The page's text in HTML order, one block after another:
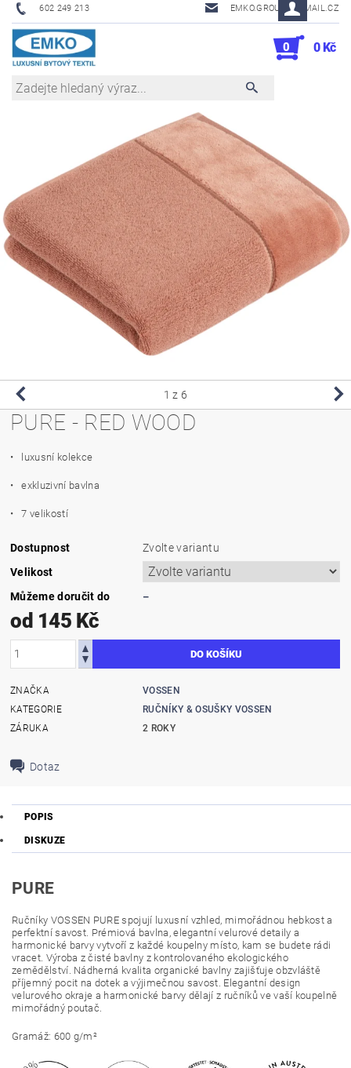
602 249 213 EMKO.GROUSL@EMAIL.CZ
0 0 Kč
1 z 6
PURE - RED WOOD
• luxusní kolekce
• exkluzivní bavlna
• 7 velikostí
Dostupnost
Zvolte variantu
Velikost
Můžeme doručit do
–
od 145 Kč
ZNAČKA
VOSSEN
KATEGORIE
RUČNÍKY & OSUŠKY VOSSEN
ZÁRUKA
2 ROKY
Dotaz
POPIS
DISKUZE
PURE
Ručníky VOSSEN PURE spojují luxusní vzhled, mimořádnou hebkost a
perfektní savost. Prémiová bavlna, elegantní velurové detaily a
harmonické barvy vytvoří z každé koupelny místo, kam se budete rádi
vracet. Výroba z čisté bavlny z kontrolovaného ekologického
zemědělství. Nádherná kvalita organické bavlny zajišťuje obzvláště
příjemný pocit na dotek a výjimečnou savost. Elegantní design
velurového okraje a harmonické barvy dělají z ručníků ve vaší koupelně
mimořádný poutač.
Gramáž: 600 g/m²